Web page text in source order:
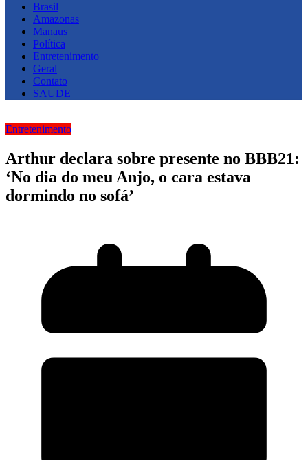
Brasil
Amazonas
Manaus
Política
Entretenimento
Geral
Contato
SAUDE
Entretenimento
Arthur declara sobre presente no BBB21:
‘No dia do meu Anjo, o cara estava
dormindo no sofá’